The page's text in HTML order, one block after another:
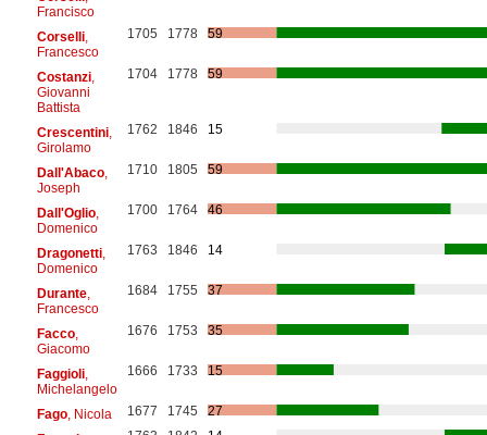
Francisco
Corselli,
Francesco
1705 1778 59
Costanzi,
Giovanni
Battista
1704 1778 59
Crescentini,
Girolamo
1762 1846 15
Dall'Abaco,
Joseph
1710 1805 59
Dall'Oglio,
Domenico
1700 1764 46
Dragonetti,
Domenico
1763 1846 14
Durante,
Francesco
1684 1755 37
Facco,
Giacomo
1676 1753 35
Faggioli,
Michelangelo
1666 1733 15
Fago, Nicola 1677 1745
27